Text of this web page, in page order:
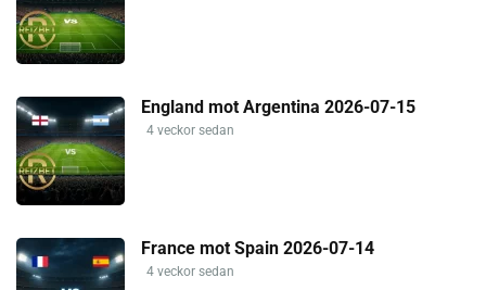
England mot Argentina 2026-07-15
4 veckor sedan
France mot Spain 2026-07-14
4 veckor sedan